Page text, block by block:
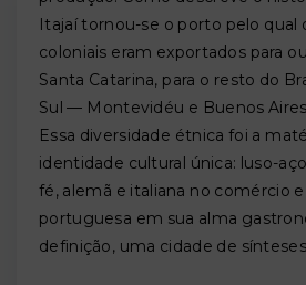
Itajaí tornou-se o porto pelo qual
coloniais eram exportados para
Santa Catarina, para o resto do
Sul — Montevidéu e Buenos
Essa diversidade étnica foi a
identidade cultural única: luso-
fé, alemã e italiana no comércio
portuguesa em sua alma
definição, uma cidade de